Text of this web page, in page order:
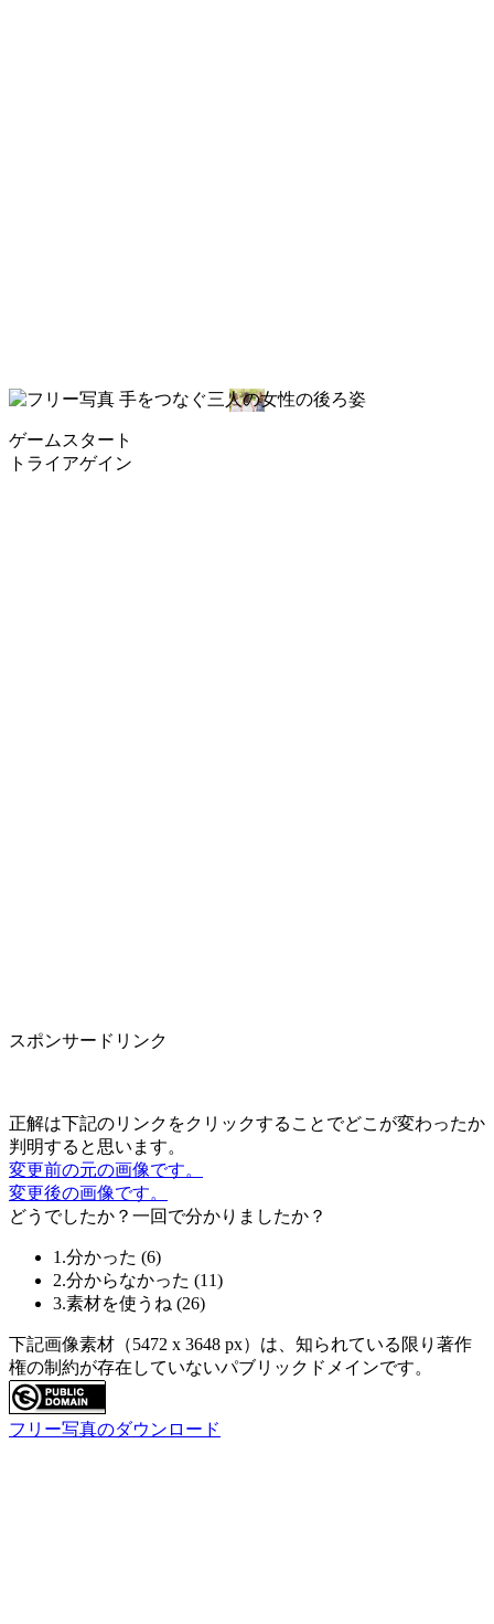
ゲームスタート
トライアゲイン
スポンサードリンク
正解は下記のリンクをクリックすることでどこが変わったか
判明すると思います。
変更前の元の画像です。
変更後の画像です。
どうでしたか？一回で分かりましたか？
1.分かった (6)
2.分からなかった (11)
3.素材を使うね (26)
下記画像素材（5472 x 3648 px）は、知られている限り著作
権の制約が存在していないパブリックドメインです。
フリー写真のダウンロード